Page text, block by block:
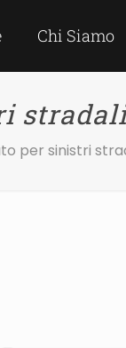
Chi Siamo
per sinistri